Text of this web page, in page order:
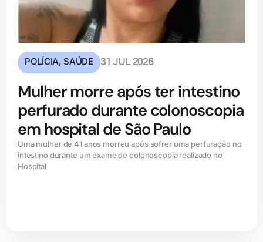
POLÍCIA,SAÚDE 31 JUL 2026
Mulher morre após ter intestino
perfurado durante colonoscopia
em hospital de São Paulo
Uma mulher de 41 anos morreu após sofrer uma perfuração no
intestino durante um exame de colonoscopia realizado no
Hospital